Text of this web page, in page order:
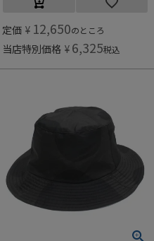
定価 ¥ 12,650のところ
当店特別価格 ¥ 6,325税込